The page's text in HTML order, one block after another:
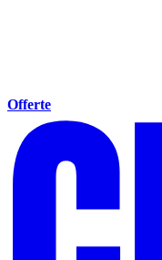
Offerte